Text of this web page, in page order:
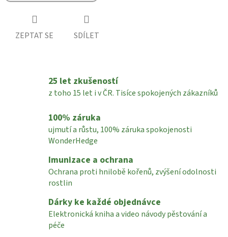
ZEPTAT SE SDÍLET
25 let zkušeností
z toho 15 let i v ČR. Tisíce spokojených zákazníků
100% záruka
ujmutí a růstu, 100% záruka spokojenosti
WonderHedge
Imunizace a ochrana
Ochrana proti hnilobě kořenů, zvýšení odolnosti
rostlin
Dárky ke každé objednávce
Elektronická kniha a video návody pěstování a
péče